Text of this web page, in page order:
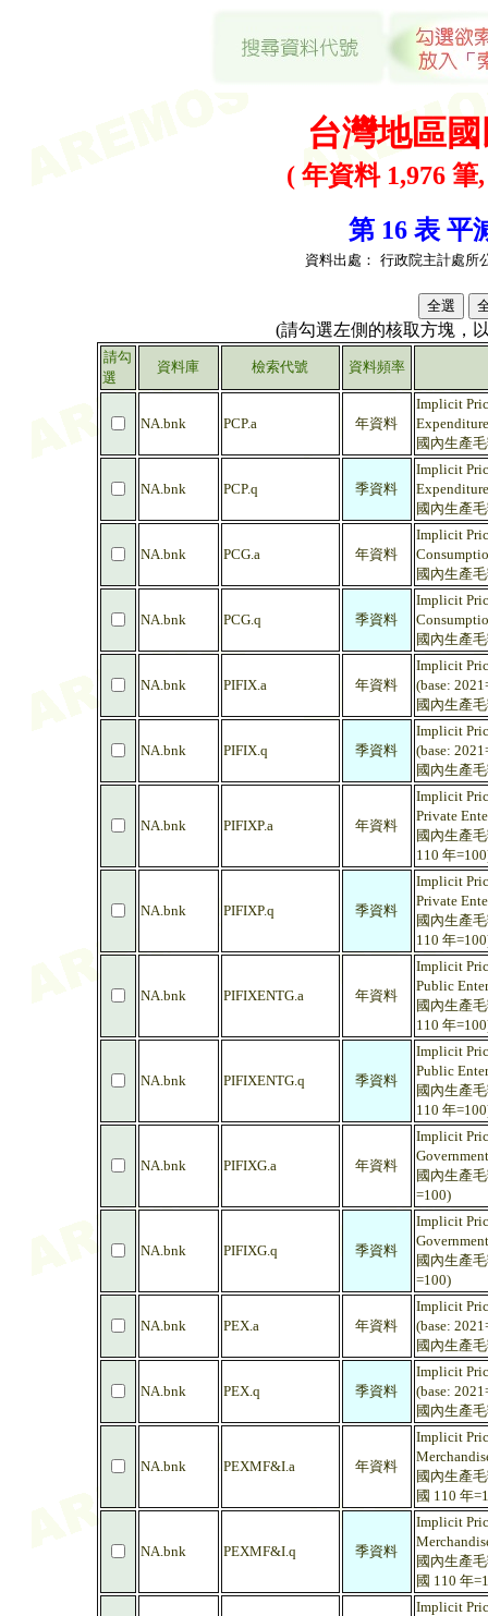
台灣地區
( 年資料 1,976 筆
第 16 表 平
資料出處： 行政院主計處所
(請勾選左側的核取方塊，
請勾
選
資料庫 檢索代號 資料頻率
NA.bnk PCP.a 年資料
Implicit
國內生產
NA.bnk PCP.q 季資料
Implicit
國內生產
NA.bnk PCG.a 年資料
Implicit
國內生產
NA.bnk PCG.q 季資料
Implicit
國內生產
NA.bnk PIFIX.a 年資料
Implicit
(base:
國內生產
NA.bnk PIFIX.q 季資料
Implicit
(base:
國內生產
NA.bnk PIFIXP.a 年資料
Implicit
Private
國內生產
110 年
NA.bnk PIFIXP.q 季資料
Implicit
Private
國內生產
110 年
NA.bnk PIFIXENTG.a 年資料
Implicit
Public
國內生產
110 年
NA.bnk PIFIXENTG.q 季資料
Implicit
Public
國內生產
110 年
NA.bnk PIFIXG.a 年資料
Implicit
國內生產
=100)
NA.bnk PIFIXG.q 季資料
Implicit
國內生產
=100)
NA.bnk PEX.a 年資料
Implicit
(base:
國內生產
NA.bnk PEX.q 季資料
Implicit
(base:
國內生產
NA.bnk PEXMF&I.a 年資料
Implicit
國內生產
國 110 年
NA.bnk PEXMF&I.q 季資料
Implicit
國內生產
國 110 年
Implicit